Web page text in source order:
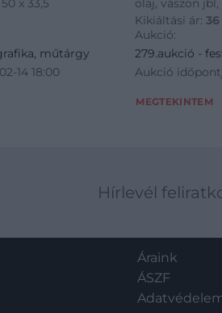
x 33,5
műtárgy
14 18:00
olaj, vászon
Kikiáltási ár:
Aukció:
279.aukció -
Aukció
MEGTEKINTEM
Hírlevél
Áraink
ÁSZF